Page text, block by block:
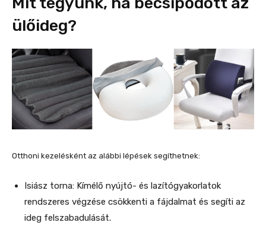
ülőideg?
Otthoni kezelésként az alábbi lépések segíthetnek:
Isiász torna: Kímélő nyújtó- és lazítógyakorlatok
rendszeres végzése csökkenti a fájdalmat és segíti az
ideg felszabadulását.